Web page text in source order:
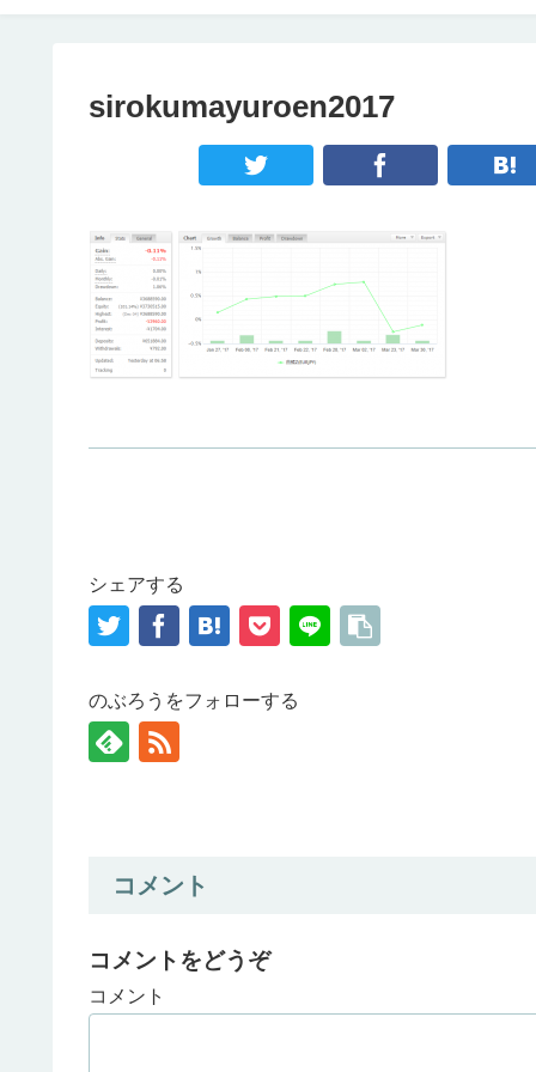
sirokumayuroen2017
シェアする
のぶろうをフォローする
コメント
コメントをどうぞ
コメント